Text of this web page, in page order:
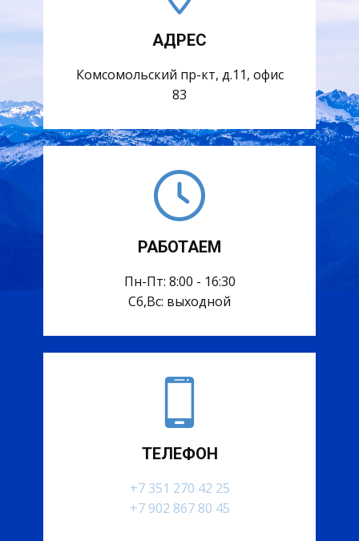
АДРЕС
Комсомольский пр-кт, д.11, офис
83
РАБОТАЕМ
Пн-Пт: 8:00 - 16:30
Сб,Вс: выходной
ТЕЛЕФОН
+7 351 270 42 25
+7 902 867 80 45